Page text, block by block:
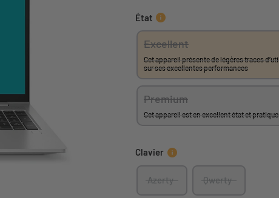
État
Excellent
Cet appareil présente de légères traces
sur ses excellentes performances
Premium
Cet appareil est en excellent état et
Clavier
Azerty Qwerty